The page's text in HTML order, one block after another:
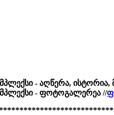
- აღწერა, ისტორია,
- ფოტოგალერეა //